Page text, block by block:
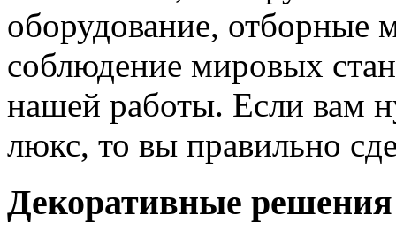
оборудование, отборные
соблюдение мировых
нашей работы. Если вам
люкс, то вы правильно
Декоративные решения